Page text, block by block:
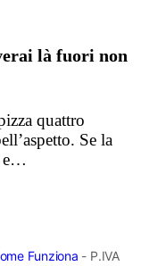
là fuori non
quattro
Se la
e…
Funziona - P.IVA